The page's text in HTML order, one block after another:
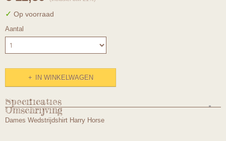
✓ Op voorraad
Aantal
IN WINKELWAGEN
Specificaties
Productcode
B70mtXXL
Omschrijving
Dames Wedstrijdshirt Harry Horse